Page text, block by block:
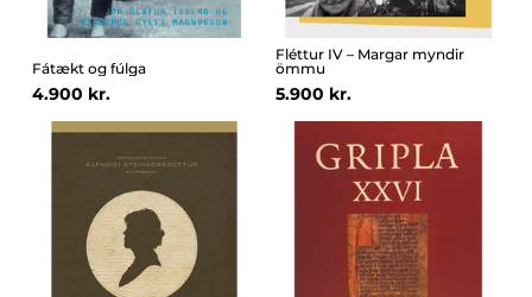
Fátækt og fúlga
4.900 kr.
Fléttur IV – Margar myndir
ömmu
5.900 kr.